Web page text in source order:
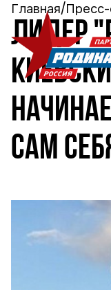
Главная
ЛИДЕР
САМ